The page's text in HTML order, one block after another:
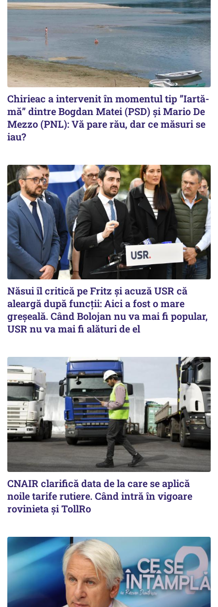
Chirieac a intervenit în momentul tip ”Iartă-
mă” dintre Bogdan Matei (PSD) și Mario De
Mezzo (PNL): Vă pare rău, dar ce măsuri se
iau?
Năsui îl critică pe Fritz și acuză USR că
aleargă după funcții: Aici a fost o mare
greșeală. Când Bolojan nu va mai fi popular,
USR nu va mai fi alături de el
CNAIR clarifică data de la care se aplică
noile tarife rutiere. Când intră în vigoare
rovinieta și TollRo